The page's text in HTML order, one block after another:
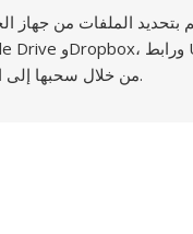
بتحديد الملفات من جهاز
من خلال سحبها إلى الصفحة.